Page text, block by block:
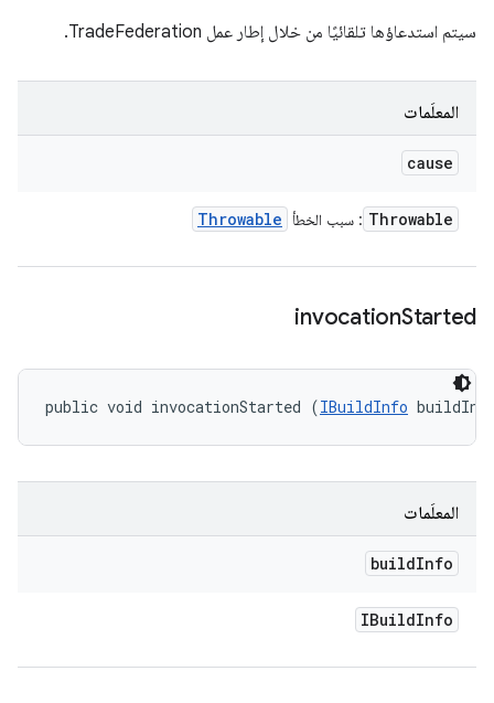
سيتم استدعاؤها تلقائيًا من خلال إطار عمل TradeFederation.
المعلَمات
cause
Throwable : سبب الخطأ Throwable
invocationStarted
public void invocationStarted (IBuildInfo
المعلَمات
buildInfo
IBuildInfo